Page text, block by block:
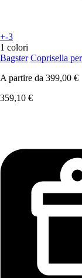
+-3
1 colori
Bagster Coprisella
A partire da 399,00 €
359,10 €